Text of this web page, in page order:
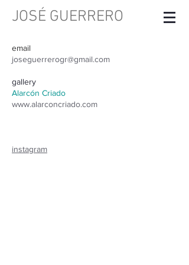
JOSÉ GUERRERO
email
joseguerrerogr@gmail.com
gallery
Alarcón Criado
www.alarconcriado.com
instagram